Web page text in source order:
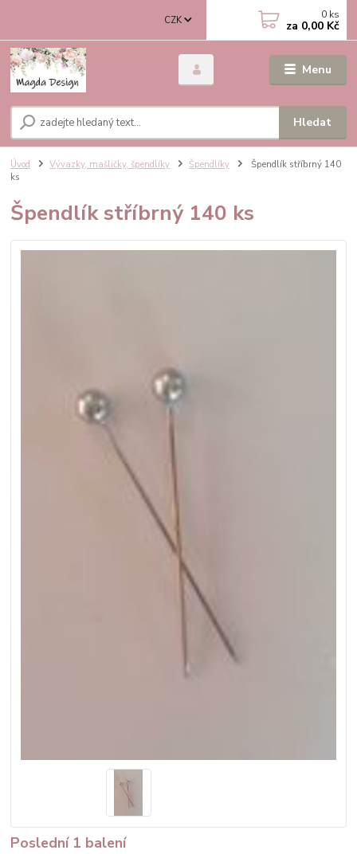
Menu
CZK
Hledat
0 ks
za 0,00 Kč
Úvod Vývazky, mašličky, špendlíky Špendlíky
Špendlík stříbrný 140
ks
Špendlík stříbrný 140 ks
Poslední 1 balení